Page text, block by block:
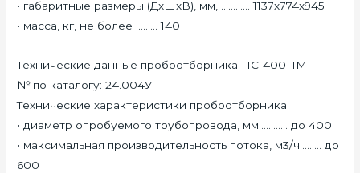
• габаритные размеры (ДхШхВ), мм, ………… 1137х774х945
• масса, кг, не более ……… 140
Технические данные пробоотборника ПС-400ПМ
№ по каталогу: 24.004У.
Технические характеристики пробоотборника:
• диаметр опробуемого трубопровода, мм………… до 400
• максимальная производительность потока, м3/ч……… до
600